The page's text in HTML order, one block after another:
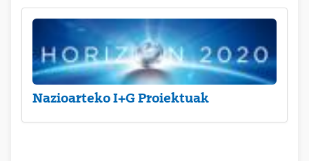
Nazioarteko I+G Proiektuak